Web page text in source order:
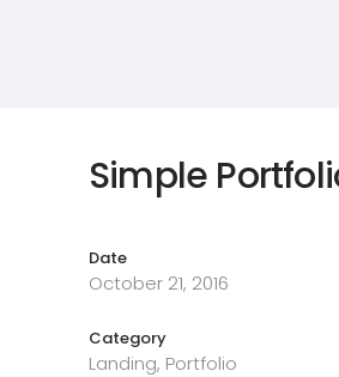
Simple
Date
October 21, 2016
Category
Landing, Portfolio